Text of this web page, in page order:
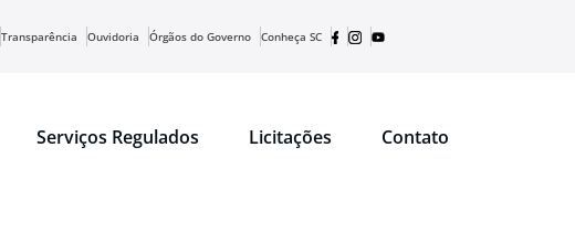
Transparência Ouvidoria Órgãos do Governo Conheça SC
Serviços Regulados Licitações Contato